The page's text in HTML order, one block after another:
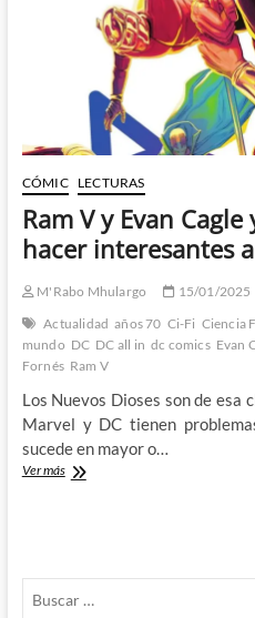
Howard
Chaykin
Fornés
CÓMIC LECTURAS
Ram V y Evan
hacer interesantes
M'Rabo Mhulargo 15/01/2025
Actualidad años 70 Ci-Fi Ciencia
mundo DC DC all in dc comics Evan
Fornés Ram V
Los Nuevos Dioses son de esa
Marvel y DC tienen
sucede en mayor o…
Ver másRam
difícil